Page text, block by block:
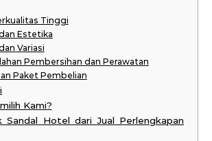
Tinggi
Estetika
Variasi
Pembersihan dan Perawatan
Paket Pembelian
Kami?
Sandal Hotel dari Jual Perlengkapan